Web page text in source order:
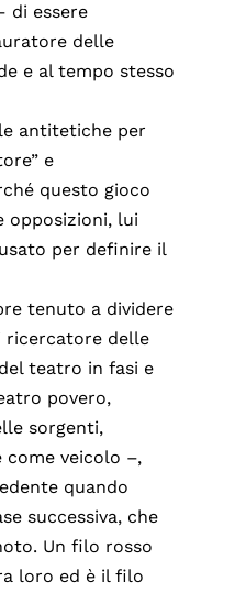
di essere
delle
e al tempo stesso
antitetiche per
e
questo gioco
opposizioni, lui
per definire il
tenuto a dividere
ricercatore delle
teatro in fasi e
povero,
sorgenti,
come veicolo –,
quando
successiva, che
Un filo rosso
loro ed è il filo